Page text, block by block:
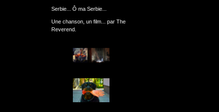
Serbie... Ô ma Serbie...
Une chanson, un film... par The
Reverend.